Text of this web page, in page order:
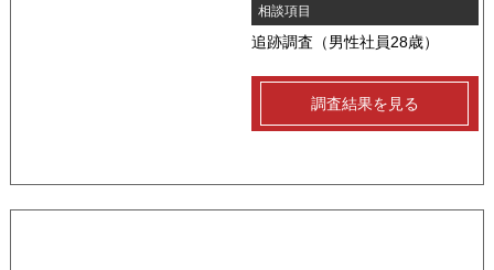
相談項目
追跡調査（男性社員28歳）
調査結果を見る